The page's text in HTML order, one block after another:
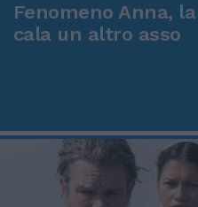
Fenomeno Anna,
cala un altro asso